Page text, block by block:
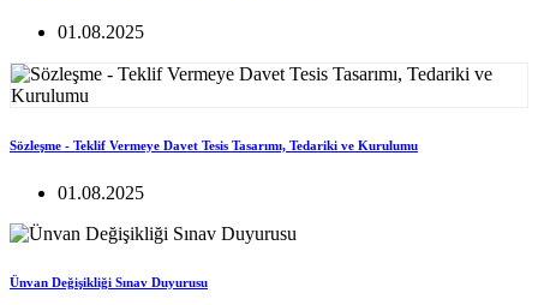
01.08.2025
Sözleşme - Teklif Vermeye Davet Tesis Tasarımı, Tedariki ve Kurulumu
01.08.2025
Ünvan Değişikliği Sınav Duyurusu